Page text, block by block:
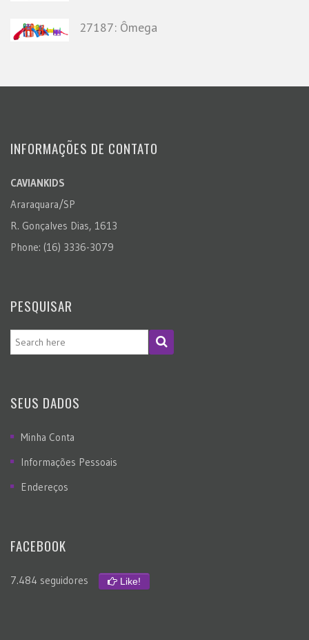
27187: Ômega
INFORMAÇÕES DE CONTATO
CAVIANKIDS
Araraquara/SP
R. Gonçalves Dias, 1613
Phone: (16) 3336-3079
PESQUISAR
SEUS DADOS
Minha Conta
Informações Pessoais
Endereços
FACEBOOK
7.484 seguidores Like!